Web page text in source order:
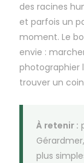
des racines
et parfois un
moment. Le
envie :
photographier
trouver un
À retenir :
plus